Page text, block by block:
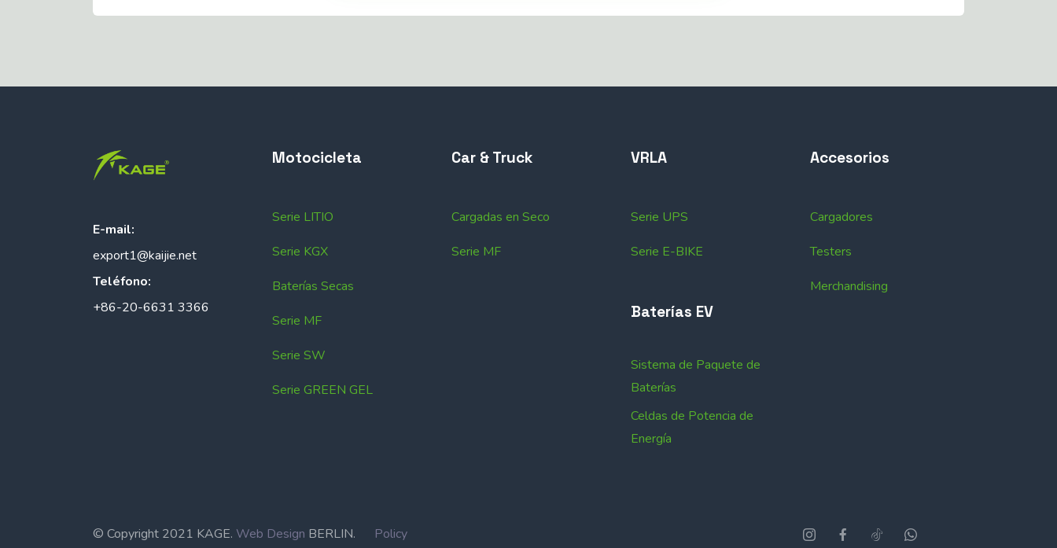
E-mail:
export1@kaijie.net
Teléfono:
+86-20-6631 3366
Motocicleta
Serie LITIO
Serie KGX
Baterías Secas
Serie MF
Serie SW
Serie GREEN GEL
Car & Truck
Cargadas en Seco
Serie MF
VRLA
Serie UPS
Serie E-BIKE
Baterías EV
Sistema de Paquete de
Baterías
Celdas de Potencia de
Energía
Accesorios
Cargadores
Testers
Merchandising
© Copyright 2021 KAGE. Web Design BERLIN. Policy